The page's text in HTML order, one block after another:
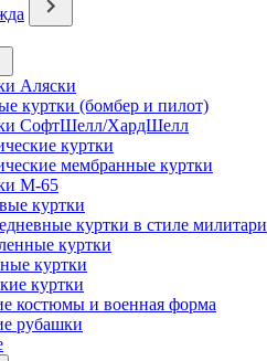
Аляски
куртки (бомбер и пилот)
СофтШелл/ХардШелл
куртки
мембранные куртки
М-65
куртки
куртки в стиле милитари
куртки
куртки
куртки
костюмы и военная форма
рубашки